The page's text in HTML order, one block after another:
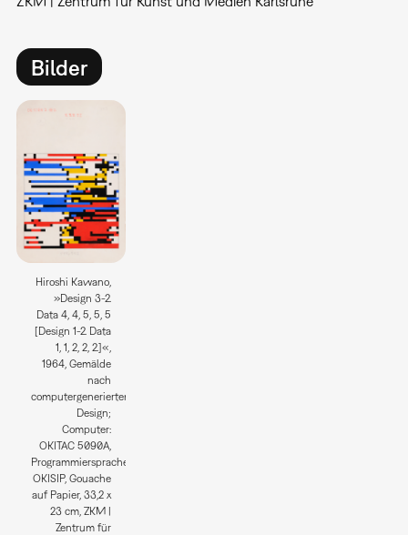
Bilder
Hiroshi Kawano,
»Design 3-2.
Data 4, 4, 5, 5, 5
[Design 1-2. Data
1, 1, 2, 2, 2.]«,
1964, Gemälde
nach
computergeneriertem
Design;
Computer:
OKITAC 5090A,
Programmiersprache:
OKISIP, Gouache
auf Papier, 33,2 x
23 cm, ZKM |
Zentrum für